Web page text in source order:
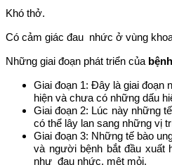
Khó thở.
Có cảm giác đau nhức ở vùng
Những giai đoạn phát triển của
Giai đoạn 1: Đây là giai đoạn
hiện và chưa có những dấu
Giai đoạn 2: Lúc này những
có thể lây lan sang những vị
Giai đoạn 3: Những tế bào
và người bệnh bắt đầu xuất
như đau nhức, mệt mỏi.